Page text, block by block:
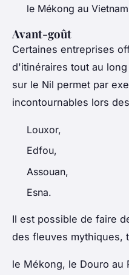
le Mékong au
Avant-goût
Certaines entreprises
d'itinéraires tout au
sur le Nil permet par
incontournables lors
Louxor,
Edfou,
Assouan,
Esna.
Il est possible de faire
des fleuves mythiques,
le Mékong, le Douro au